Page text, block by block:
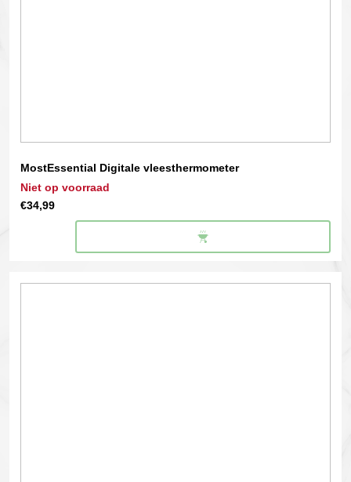
MostEssential Digitale vleesthermometer
Niet op voorraad
€34,99